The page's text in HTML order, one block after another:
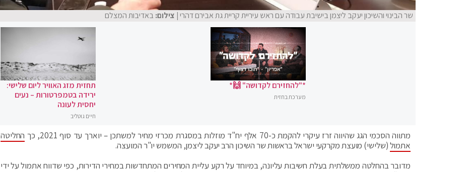
שר הבינוי והשיכון יעקב ליצמן בישיבת עבודה עם ראש עיריית קריית גת אבירם דהרי| צילום: באדיבות המצלם
*"להחזירם לקדושה" 🙌*
מערכת בחזית
תחזית מזג האוויר ליום שלישי:
ירידה בטמפרטורות – נעים
יחסית לעונה
חיים גוטליב
מתווה הסכמי הגג שהיווה זרז עיקרי להקמת כ-70 אלף יח"ד מוזלות במסגרת מכרזי מחיר למשתכן – יוארך עד סוף 2021, כך
החליטה
אתמול(שלישי) מועצת מקרקעי ישראל בראשות שר השיכון הרב יעקב ליצמן, המשמש יו"ר המועצה.
מדובר בהחלטה ממשלתית בעלת חשיבות עליונה, במיוחד על רקע עליית המחירים המתחדשות במחירי הדירות, כפי שדווח אתמול על ידי